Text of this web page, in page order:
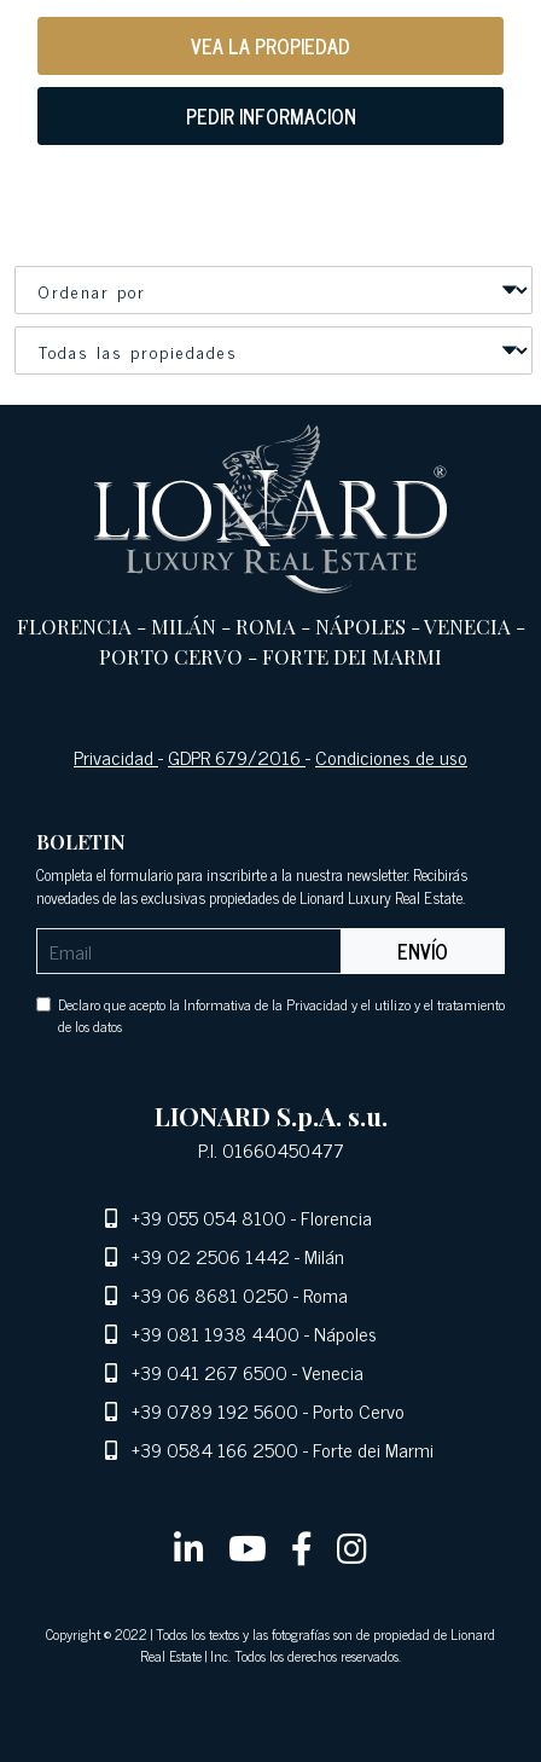
VEA LA PROPIEDAD
PEDIR INFORMACION
FLORENCIA -MILÁN-ROMA -NÁPOLES -VENECIA -
PORTO CERVO -FORTE DEI MARMI
Privacidad-GDPR 679/2016-Condiciones de uso
BOLETIN
Completa el formulario para inscribirte a la nuestra newsletter. Recibirás
novedades de las exclusivas propiedades de Lionard Luxury Real Estate.
ENVÍO
Declaro que acepto la Informativa de la Privacidad y el utilizo y el tratamiento
de los datos
LIONARD S.p.A. s.u.
P.I. 01660450477
+39 055 054 8100- Florencia
+39 02 2506 1442- Milán
+39 06 8681 0250- Roma
+39 081 1938 4400- Nápoles
+39 041 267 6500- Venecia
+39 0789 192 5600- Porto Cervo
+39 0584 166 2500- Forte dei Marmi
Copyright © 2022 | Todos los textos y las fotografías son de propiedad de Lionard
Real Estate | Inc. Todos los derechos reservados.